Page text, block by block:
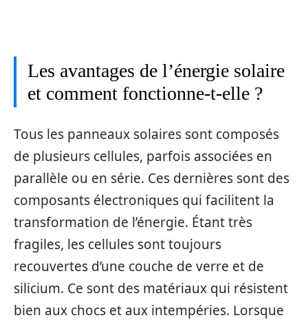
Les avantages de l’énergie solaire
et comment fonctionne-t-elle ?
Tous les panneaux solaires sont composés
de plusieurs cellules, parfois associées en
parallèle ou en série. Ces dernières sont des
composants électroniques qui facilitent la
transformation de l’énergie. Étant très
fragiles, les cellules sont toujours
recouvertes d’une couche de verre et de
silicium. Ce sont des matériaux qui résistent
bien aux chocs et aux intempéries. Lorsque